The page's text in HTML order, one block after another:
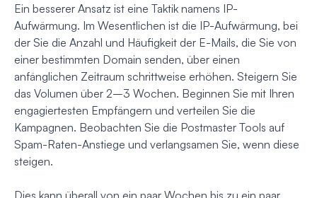
Ein besserer Ansatz ist eine Taktik namens IP-
Aufwärmung. Im Wesentlichen ist die IP-Aufwärmung, bei
der Sie die Anzahl und Häufigkeit der E-Mails, die Sie von
einer bestimmten Domain senden, über einen
anfänglichen Zeitraum schrittweise erhöhen. Steigern Sie
das Volumen über 2–3 Wochen. Beginnen Sie mit Ihren
engagiertesten Empfängern und verteilen Sie die
Kampagnen. Beobachten Sie die Postmaster Tools auf
Spam-Raten-Anstiege und verlangsamen Sie, wenn diese
steigen.